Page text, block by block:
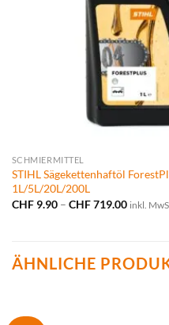
SCHMIERMITTEL
STIHL Sägekettenhaftöl
1L/5L/20L/200L
CHF9.90 – CHF719.00 inkl.
ÄHNLICHE